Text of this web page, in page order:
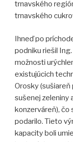
trnavského
trnavského
Ihneď po
podniku riešil
možnosti
existujúcich
Orosky (sušiareň
sušenej zeleniny
konzerváreň), čo
podarilo. Tieto
kapacity boli